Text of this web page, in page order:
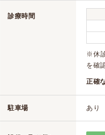
診療時間
※休
を確
正確
駐車場 あり